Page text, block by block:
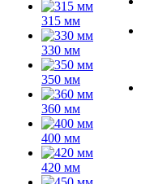
315 мм
330 мм
350 мм
360 мм
400 мм
420 мм